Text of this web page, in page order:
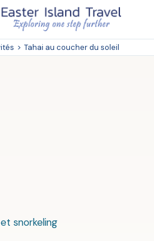
> Tahai au coucher du soleil
snorkeling